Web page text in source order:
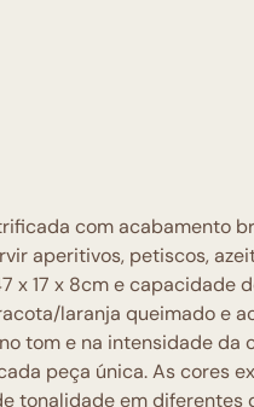
com acabamento
aperitivos, petiscos,
x 17 x 8cm e
laranja queimado e
tom e na intensidade da
peça única. As cores
tonalidade em diferentes